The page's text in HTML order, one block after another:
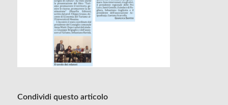
Condividi questo articolo